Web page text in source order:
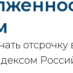
отсрочку